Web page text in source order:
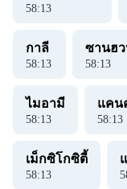
58:13
กาลี
58:13
ซานฮ
58:13
ไมอามี
58:13
แคน
58:13
เม็กซิโกซิตี้
58:13